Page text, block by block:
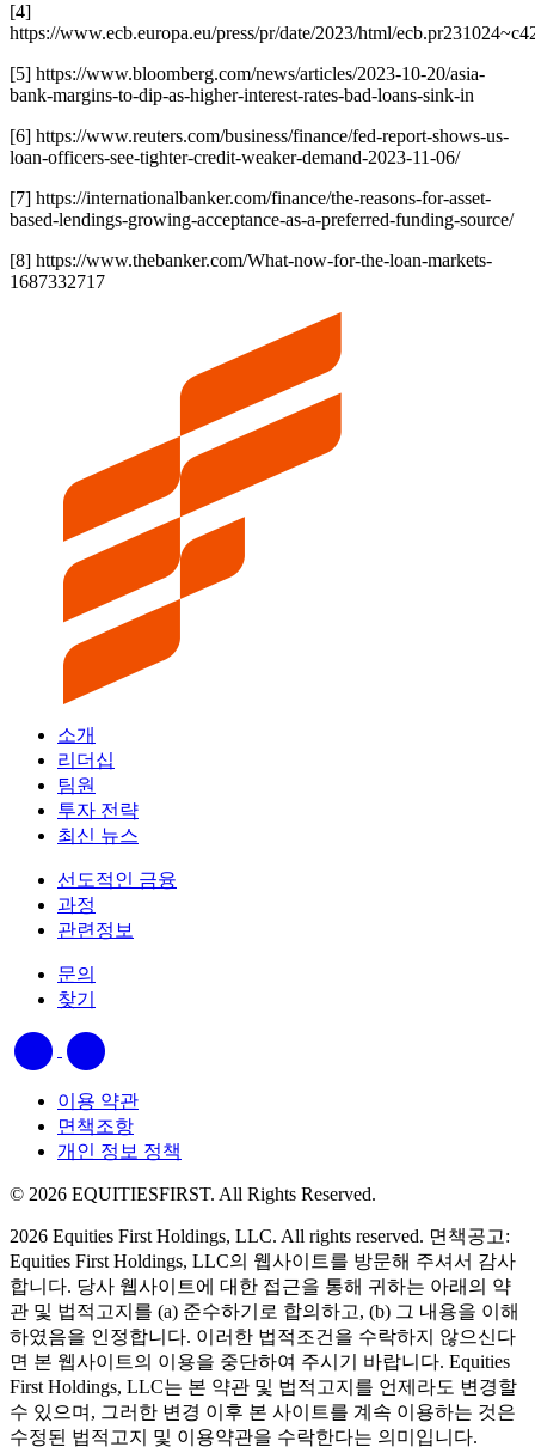
[4]
https://www.ecb.europa.eu/press/pr/date/2023/html/
[5] https://www.bloomberg.com/news/articles/2023-10-20/asia-
bank-margins-to-dip-as-higher-interest-rates-bad-loans-sink-in
[6] https://www.reuters.com/business/finance/fed-report-shows-us-
loan-officers-see-tighter-credit-weaker-demand-2023-11-06/
[7] https://internationalbanker.com/finance/the-reasons-for-asset-
based-lendings-growing-acceptance-as-a-preferred-funding-source/
[8] https://www.thebanker.com/What-now-for-the-loan-markets-
1687332717
소개
리더십
팀원
투자 전략
최신 뉴스
선도적인 금융
과정
관련정보
문의
찾기
이용 약관
면책조항
개인 정보 정책
© 2026 EQUITIESFIRST. All Rights Reserved.
2026 Equities First Holdings, LLC. All rights reserved. 면책공고:
Equities First Holdings, LLC의 웹사이트를 방문해 주셔서 감사
합니다. 당사 웹사이트에 대한 접근을 통해 귀하는 아래의 약
관 및 법적고지를 (a) 준수하기로 합의하고, (b) 그 내용을 이해
하였음을 인정합니다. 이러한 법적조건을 수락하지 않으신다
면 본 웹사이트의 이용을 중단하여 주시기 바랍니다. Equities
First Holdings, LLC는 본 약관 및 법적고지를 언제라도 변경할
수 있으며, 그러한 변경 이후 본 사이트를 계속 이용하는 것은
수정된 법적고지 및 이용약관을 수락한다는 의미입니다.